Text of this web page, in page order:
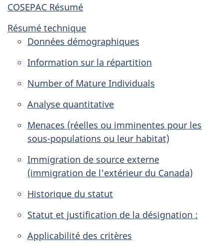
COSEPAC Résumé
Résumé technique
Données démographiques
Information sur la répartition
Number of Mature Individuals
Analyse quantitative
Menaces (réelles ou imminentes pour les
sous-populations ou leur habitat)
Immigration de source externe
(immigration de l'extérieur du Canada)
Historique du statut
Statut et justification de la désignation :
Applicabilité des critères